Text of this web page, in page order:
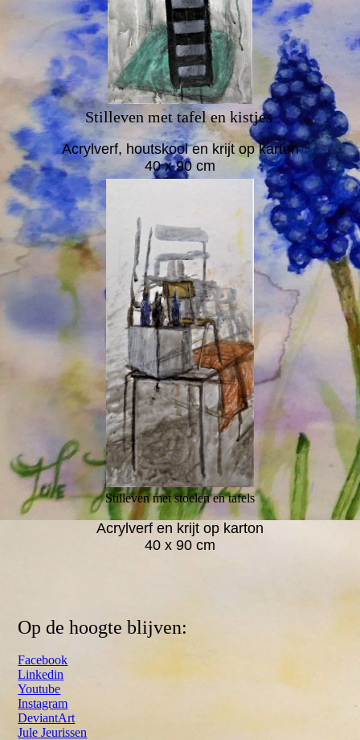
Stilleven met tafel en kistjes
Acrylverf, houtskool en krijt op karton
40 x 90 cm
Stilleven met stoelen en tafels
Acrylverf en krijt op karton
40 x 90 cm
Op de hoogte blijven:
Facebook
Linkedin
Youtube
Instagram
DeviantArt
Jule Jeurissen